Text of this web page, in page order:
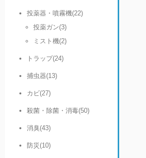
投薬器・噴霧機(22)
投薬ガン(3)
ミスト機(2)
トラップ(24)
捕虫器(13)
カビ(27)
殺菌・除菌・消毒(50)
消臭(43)
防災(10)